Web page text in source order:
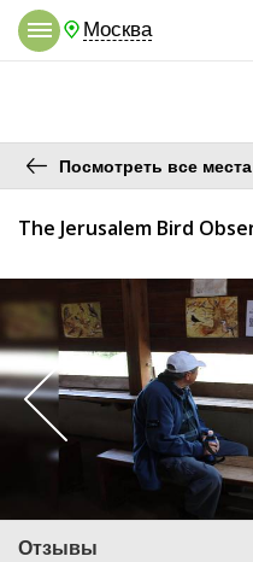
Москва
Посмотреть все
The Jerusalem Bird
Отзывы